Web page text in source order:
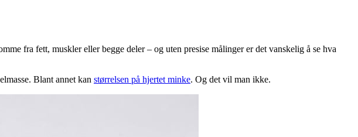
fra fett, muskler eller begge deler – og uten presise målinger er det vanskelig å se hva
Blant annet kan størrelsen på hjertet minke. Og det vil man ikke.